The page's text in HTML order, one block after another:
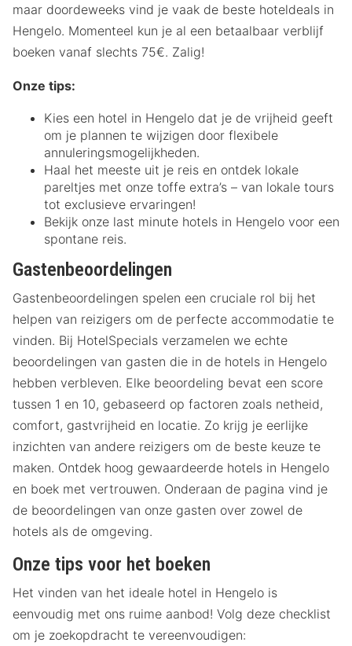
maar doordeweeks vind je vaak de beste hoteldeals in
Hengelo. Momenteel kun je al een betaalbaar verblijf
boeken vanaf slechts 75€. Zalig!
Onze tips:
Kies een hotel in Hengelo dat je de vrijheid geeft
om je plannen te wijzigen door flexibele
annuleringsmogelijkheden.
Haal het meeste uit je reis en ontdek lokale
pareltjes met onze toffe extra’s – van lokale tours
tot exclusieve ervaringen!
Bekijk onze last minute hotels in Hengelo voor een
spontane reis.
Gastenbeoordelingen
Gastenbeoordelingen spelen een cruciale rol bij het
helpen van reizigers om de perfecte accommodatie te
vinden. Bij HotelSpecials verzamelen we echte
beoordelingen van gasten die in de hotels in Hengelo
hebben verbleven. Elke beoordeling bevat een score
tussen 1 en 10, gebaseerd op factoren zoals netheid,
comfort, gastvrijheid en locatie. Zo krijg je eerlijke
inzichten van andere reizigers om de beste keuze te
maken. Ontdek hoog gewaardeerde hotels in Hengelo
en boek met vertrouwen. Onderaan de pagina vind je
de beoordelingen van onze gasten over zowel de
hotels als de omgeving.
Onze tips voor het boeken
Het vinden van het ideale hotel in Hengelo is
eenvoudig met ons ruime aanbod! Volg deze checklist
om je zoekopdracht te vereenvoudigen: